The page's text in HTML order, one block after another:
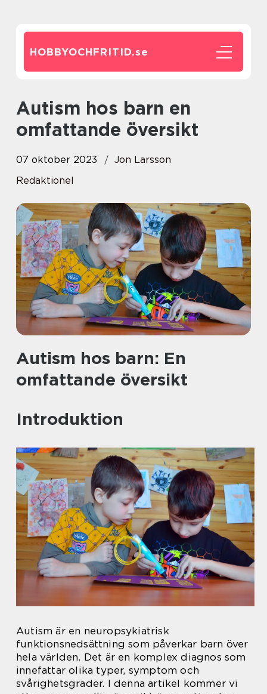
HOBBYOCHFRITID.se
Autism hos barn en
omfattande översikt
07 oktober 2023
Jon Larsson
Redaktionel
Autism hos barn: En
omfattande översikt
Introduktion
Autism är en neuropsykiatrisk
funktionsnedsättning som påverkar barn över
hela världen. Det är en komplex diagnos som
innefattar olika typer, symptom och
svårighetsgrader. I denna artikel kommer vi